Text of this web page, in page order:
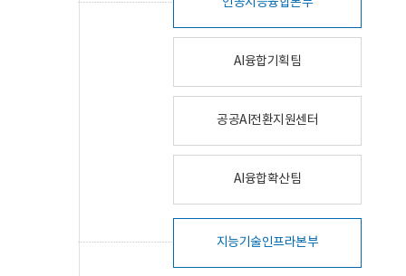
AI융합기획팀
공공AI전환지원센터
AI융합확산팀
지능기술인프라본부